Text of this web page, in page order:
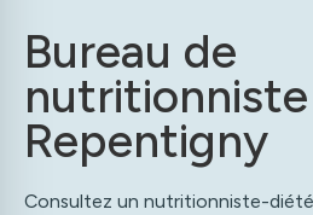
Bureau de
nutritionniste
Repentigny
Consultez un nutritionniste-